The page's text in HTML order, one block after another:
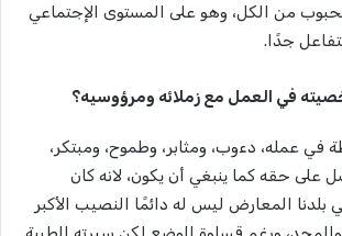
من الكل، وهو على المستوى الإجتماعي
جدًا.
في العمل مع زملائه ومرؤوسيه؟
عمله، دءوب، ومثابر، وطموح، ومبتكر،
حقه كما ينبغي أن يكون، لانه كان
المعارض ليس له دائمًا النصيب الأكبر